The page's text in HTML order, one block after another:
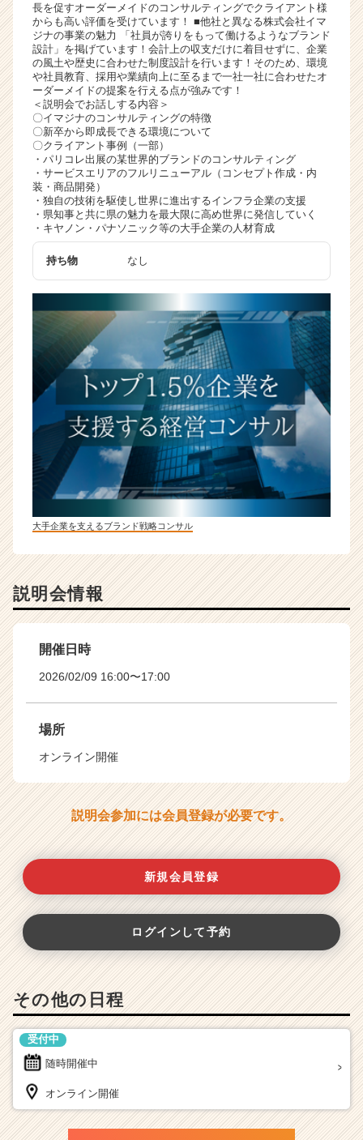
リ
ア
（C
h
e
e
r
C
a
r
e
r）
長を促すオーダーメイドのコンサルティングでクライアント様
からも高い評価を受けています！ ■他社と異なる株式会社イマ
ジナの事業の魅力 「社員が誇りをもって働けるようなブランド
設計」を掲げています！会計上の収支だけに着目せずに、企業
の風土や歴史に合わせた制度設計を行います！そのため、環境
や社員教育、採用や業績向上に至るまで一社一社に合わせたオ
ーダーメイドの提案を行える点が強みです！
＜説明会でお話しする内容＞
〇イマジナのコンサルティングの特徴
〇新卒から即成長できる環境について
〇クライアント事例（一部）
・パリコレ出展の某世界的ブランドのコンサルティング
・サービスエリアのフルリニューアル（コンセプト作成・内
装・商品開発）
・独自の技術を駆使し世界に進出するインフラ企業の支援
・県知事と共に県の魅力を最大限に高め世界に発信していく
・キヤノン・パナソニック等の大手企業の人材育成
持ち物 なし
大手企業を支えるブランド戦略コンサル
説明会情報
開催日時
2026/02/09 16:00〜17:00
場所
オンライン開催
説明会参加には会員登録が必要です。
新規会員登録
ログインして予約
その他の日程
随時開催中
受付中
オンライン開催